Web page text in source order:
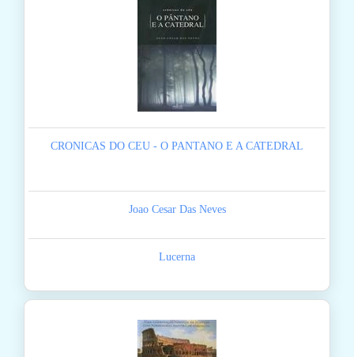
CRONICAS DO CEU - O PANTANO E A CATEDRAL
Joao Cesar Das Neves
Lucerna